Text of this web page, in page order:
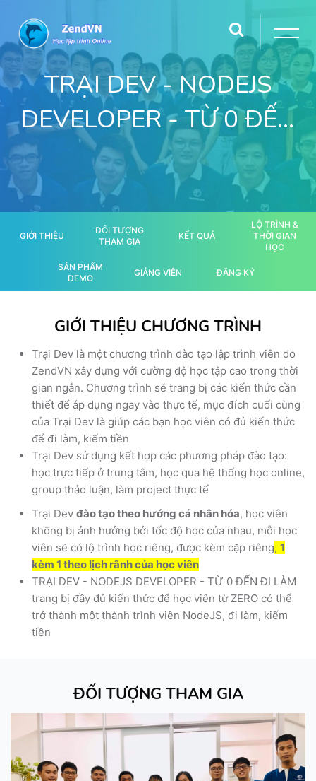
TRẠI DEV - NODEJS
DEVELOPER - TỪ 0 ĐẾN
ĐI LÀM
GIỚI THIỆU
ĐỐI TƯỢNG
THAM GIA
KẾT QUẢ
LỘ TRÌNH &
THỜI GIAN
HỌC
SẢN PHẨM
DEMO
GIẢNG VIÊN ĐĂNG KÝ
GIỚI THIỆU CHƯƠNG TRÌNH
Trại Dev là một chương trình đào tạo lập trình viên do
ZendVN xây dựng với cường độ học tập cao trong thời
gian ngắn. Chương trình sẽ trang bị các kiến thức cần
thiết để áp dụng ngay vào thực tế, mục đích cuối cùng
của Trại Dev là giúp các bạn học viên có đủ kiến thức
để đi làm, kiếm tiền
Trại Dev sử dụng kết hợp các phương pháp đào tạo:
học trực tiếp ở trung tâm, học qua hệ thống học online,
group thảo luận, làm project thực tế
Trại Dev đào tạo theo hướng cá nhân hóa, học viên
không bị ảnh hưởng bởi tốc độ học của nhau, mỗi học
viên sẽ có lộ trình học riêng, được kèm cặp riêng, 1
kèm 1 theo lịch rãnh của học viên
TRẠI DEV - NODEJS DEVELOPER - TỪ 0 ĐẾN ĐI LÀM
trang bị đầy đủ kiến thức để học viên từ ZERO có thể
trở thành một thành trình viên NodeJS, đi làm, kiếm
tiền
ĐỐI TƯỢNG THAM GIA